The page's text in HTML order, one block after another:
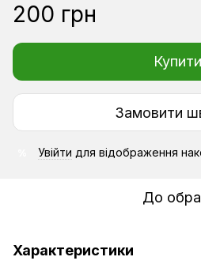
200 грн
Купити
Замовити
Увійти для відображення
До
Характеристики